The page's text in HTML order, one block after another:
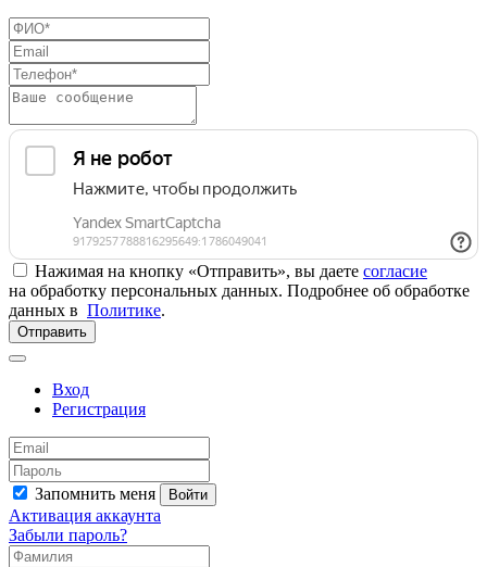
Нажимая на кнопку «Отправить», вы даете согласие
на обработку персональных данных. Подробнее об обработке
данных в Политике.
Отправить
Вход
Регистрация
Запомнить меня Войти
Активация аккаунта
Забыли пароль?